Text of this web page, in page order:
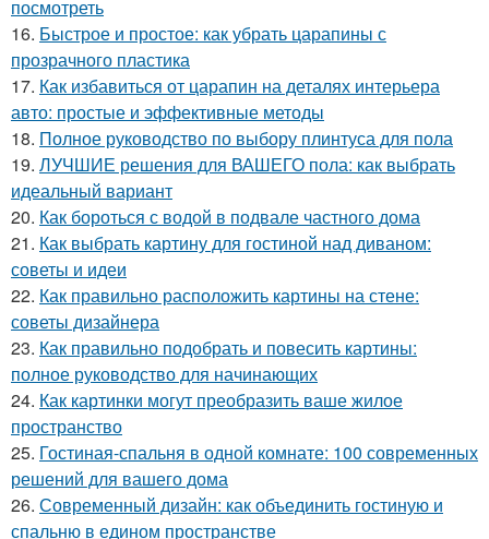
посмотреть
16. Быстрое и простое: как убрать царапины с
прозрачного пластика
17. Как избавиться от царапин на деталях интерьера
авто: простые и эффективные методы
18. Полное руководство по выбору плинтуса для пола
19. ЛУЧШИЕ решения для ВАШЕГО пола: как выбрать
идеальный вариант
20. Как бороться с водой в подвале частного дома
21. Как выбрать картину для гостиной над диваном:
советы и идеи
22. Как правильно расположить картины на стене:
советы дизайнера
23. Как правильно подобрать и повесить картины:
полное руководство для начинающих
24. Как картинки могут преобразить ваше жилое
пространство
25. Гостиная-спальня в одной комнате: 100 современных
решений для вашего дома
26. Современный дизайн: как объединить гостиную и
спальню в едином пространстве